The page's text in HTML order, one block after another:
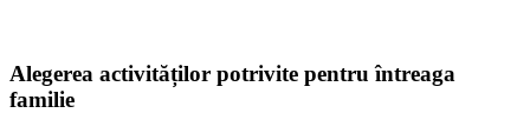
Alegerea activităților potrivite pentru întreaga
familie